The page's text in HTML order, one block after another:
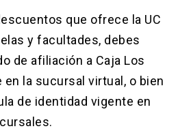
en
una
nueva
pestaña)
que ofrece la UC
y facultades, debes
de afiliación a Caja Los
en la sucursal virtual , o bien
de identidad vigente en